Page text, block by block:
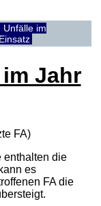
Unfälle im
Einsatz
Jahr
FA)
enthalten die
es
FAdie